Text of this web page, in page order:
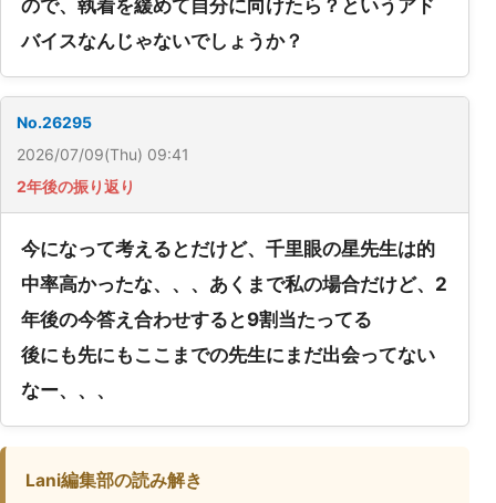
バイスなんじゃないでしょうか？
No.26295
2026/07/09(Thu) 09:41
2年後の振り返り
今になって考えるとだけど、千里眼の星先生は的
中率高かったな、、、あくまで私の場合だけど、2
年後の今答え合わせすると9割当たってる
後にも先にもここまでの先生にまだ出会ってない
なー、、、
Lani編集部の読み解き